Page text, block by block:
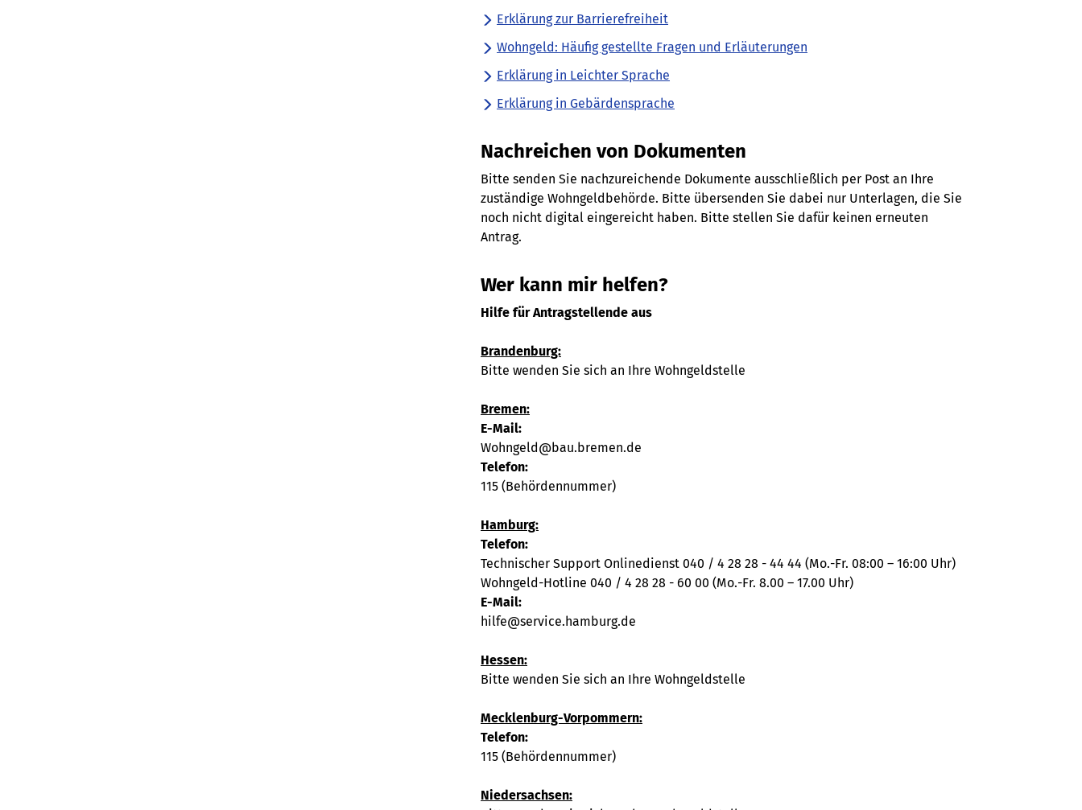
Erklärung zur Barrierefreiheit
Wohngeld: Häufig gestellte Fragen und Erläuterungen
Erklärung in Leichter Sprache
Erklärung in Gebärdensprache
Nachreichen von Dokumenten
Bitte senden Sie nachzureichende Dokumente ausschließlich per Post an Ihre
zuständige Wohngeldbehörde. Bitte übersenden Sie dabei nur Unterlagen, die Sie
noch nicht digital eingereicht haben. Bitte stellen Sie dafür keinen erneuten
Antrag.
Wer kann mir helfen?
Hilfe für Antragstellende aus
Brandenburg:
Bitte wenden Sie sich an Ihre Wohngeldstelle
Bremen:
E-Mail:
Wohngeld@bau.bremen.de
Telefon:
115 (Behördennummer)
Hamburg:
Telefon:
Technischer Support Onlinedienst 040 / 4 28 28 - 44 44 (Mo.-Fr. 08:00 – 16:00 Uhr)
Wohngeld-Hotline 040 / 4 28 28 - 60 00 (Mo.-Fr. 8.00 – 17.00 Uhr)
E-Mail:
hilfe@service.hamburg.de
Hessen:
Bitte wenden Sie sich an Ihre Wohngeldstelle
Mecklenburg-Vorpommern:
Telefon:
115 (Behördennummer)
Niedersachsen: